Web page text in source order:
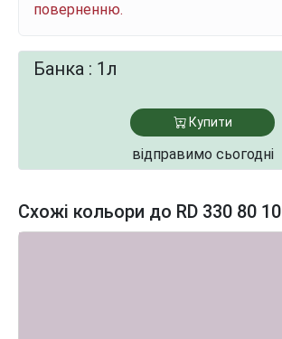
поверненню.
Банка : 1л
Купити
відправимо сьогодні
Схожі кольори до RD 330 80 10